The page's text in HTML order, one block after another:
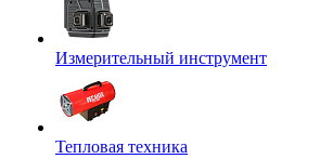
Измерительный инструмент
Тепловая техника